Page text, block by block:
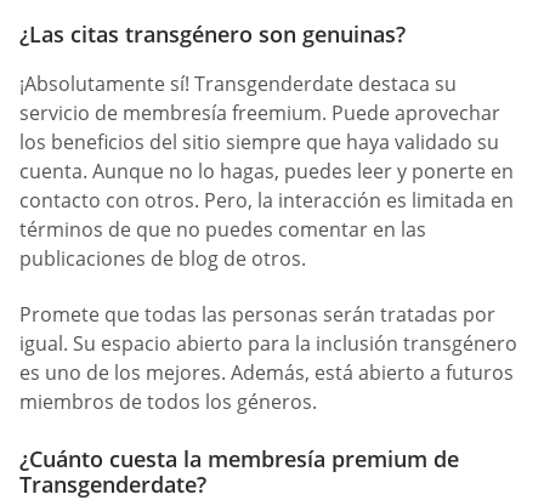
¿Las citas transgénero son genuinas?
¡Absolutamente sí! Transgenderdate destaca su
servicio de membresía freemium. Puede aprovechar
los beneficios del sitio siempre que haya validado su
cuenta. Aunque no lo hagas, puedes leer y ponerte en
contacto con otros. Pero, la interacción es limitada en
términos de que no puedes comentar en las
publicaciones de blog de otros.
Promete que todas las personas serán tratadas por
igual. Su espacio abierto para la inclusión transgénero
es uno de los mejores. Además, está abierto a futuros
miembros de todos los géneros.
¿Cuánto cuesta la membresía premium de
Transgenderdate?